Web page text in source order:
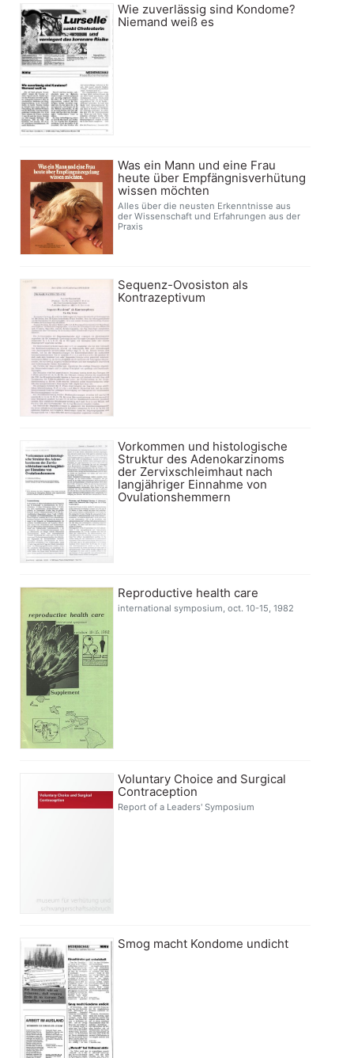
Wie zuverlässig sind Kondome?
Niemand weiß es
Was ein Mann und eine Frau
heute über Empfängnisverhütung
wissen möchten
Alles über die neusten Erkenntnisse aus
der Wissenschaft und Erfahrungen aus der
Praxis
Sequenz-Ovosiston als
Kontrazeptivum
Vorkommen und histologische
Struktur des Adenokarzinoms
der Zervixschleimhaut nach
langjähriger Einnahme von
Ovulationshemmern
Reproductive health care
international symposium, oct. 10-15, 1982
Voluntary Choice and Surgical
Contraception
Report of a Leaders' Symposium
Smog macht Kondome undicht